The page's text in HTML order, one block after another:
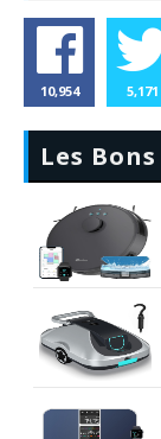
10,954 5,171
Les